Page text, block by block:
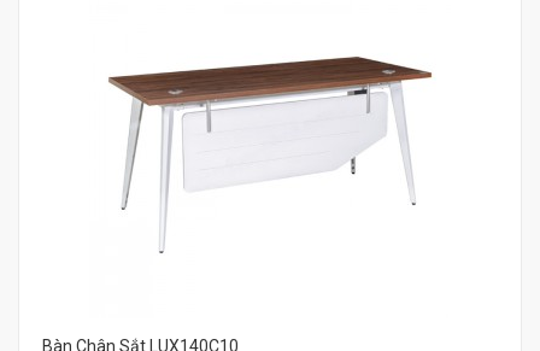
Bàn Chân Sắt LUX140C10